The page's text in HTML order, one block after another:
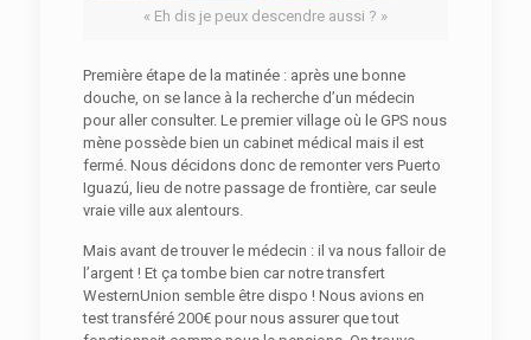
« Eh dis je peux descendre aussi ? »
Première étape de la matinée : après une bonne
douche, on se lance à la recherche d’un médecin
pour aller consulter. Le premier village où le GPS nous
mène possède bien un cabinet médical mais il est
fermé. Nous décidons donc de remonter vers Puerto
Iguazú, lieu de notre passage de frontière, car seule
vraie ville aux alentours.
Mais avant de trouver le médecin : il va nous falloir de
l’argent ! Et ça tombe bien car notre transfert
WesternUnion semble être dispo ! Nous avions en
test transféré 200€ pour nous assurer que tout